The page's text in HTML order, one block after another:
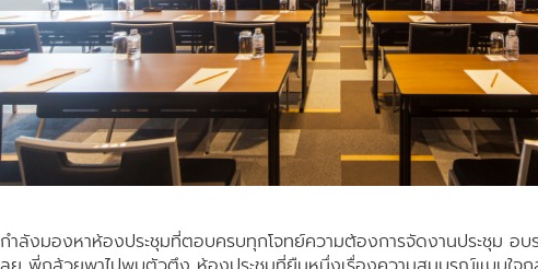
งหาห้องประชุมที่ตอบครบทุกโจทย์ความต้องการจัดงานประชุม อบ